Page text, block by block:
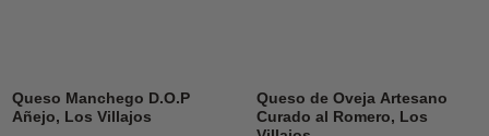
Queso Manchego D.O.P
Añejo, Los Villajos
Queso de Oveja Artesano
Curado al Romero, Los